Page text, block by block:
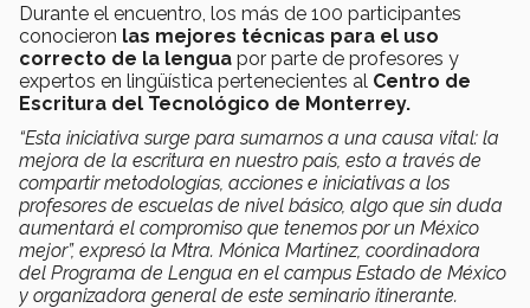
Durante el encuentro, los más de 100 participantes
conocieron las mejores técnicas para el uso
correcto de la lengua por parte de profesores y
expertos en lingüística pertenecientes al Centro de
Escritura del Tecnológico de Monterrey.
“Esta iniciativa surge para sumarnos a una causa vital: la
mejora de la escritura en nuestro país, esto a través de
compartir metodologías, acciones e iniciativas a los
profesores de escuelas de nivel básico, algo que sin duda
aumentará el compromiso que tenemos por un México
mejor”, expresó la Mtra. Mónica Martínez, coordinadora
del Programa de Lengua en el campus Estado de México
y organizadora general de este seminario itinerante.